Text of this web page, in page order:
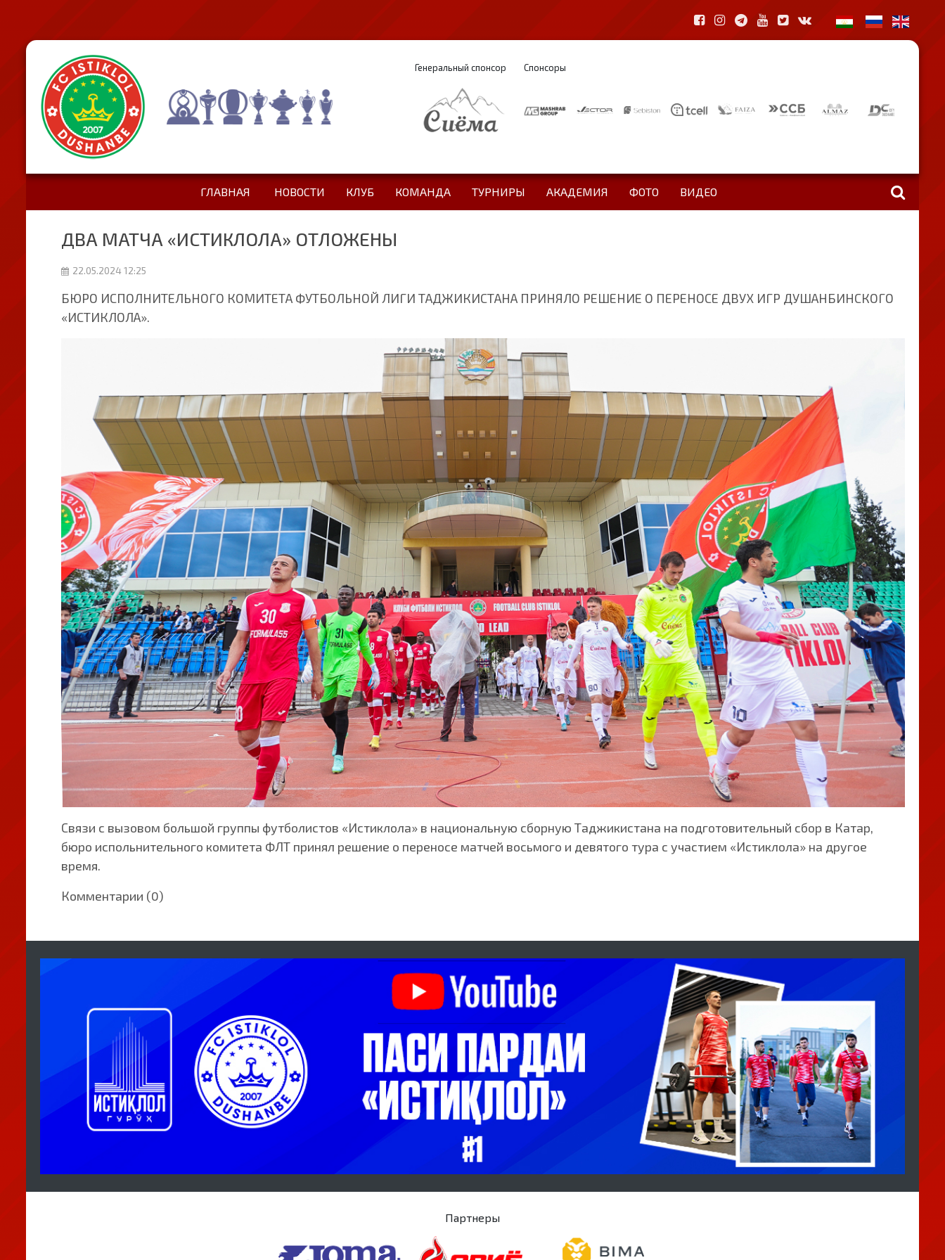
Генеральный спонсор Спонсоры
ГЛАВНАЯ НОВОСТИ КЛУБ КОМАНДА ТУРНИРЫ АКАДЕМИЯ ФОТО ВИДЕО
ДВА МАТЧА «ИСТИКЛОЛА» ОТЛОЖЕНЫ
22.05.2024 12:25
БЮРО ИСПОЛНИТЕЛЬНОГО КОМИТЕТА ФУТБОЛЬНОЙ ЛИГИ ТАДЖИКИСТАНА ПРИНЯЛО РЕШЕНИЕ О ПЕРЕНОСЕ ДВУХ ИГР ДУШАНБИНСКОГО
«ИСТИКЛОЛА».
Связи с вызовом большой группы футболистов «Истиклола» в национальную сборную Таджикистана на подготовительный сбор в Катар,
бюро испольнительного комитета ФЛТ принял решение о переносе матчей восьмого и девятого тура с участием «Истиклола» на другое
время.
Комментарии (0)
Партнеры